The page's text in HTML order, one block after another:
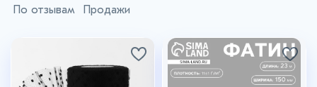
По отзывам Продажи